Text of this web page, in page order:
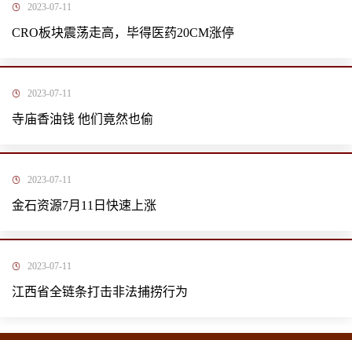
2023-07-11
CRO板块震荡走高，毕得医药20CM涨停
2023-07-11
寺庙香油钱 他们竟然也偷
2023-07-11
金石资源7月11日快速上涨
2023-07-11
江西省全链条打击非法捕捞行为